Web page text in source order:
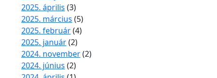
2025. április (3)
2025. március (5)
2025. február(4)
2025. január(2)
2024. november(2)
2024. június (2)